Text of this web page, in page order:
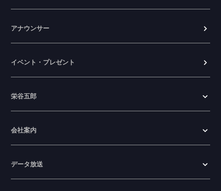
アナウンサー
イベント・プレゼント
栄谷五郎
会社案内
データ放送